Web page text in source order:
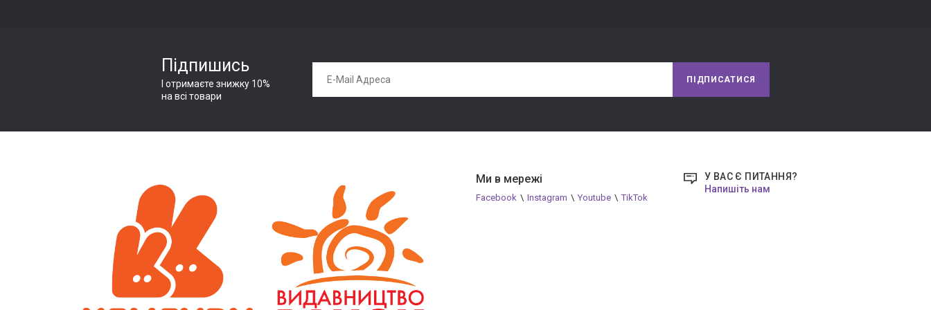
Дуже гарне завдання буде тренуватися збирати сортер різними руками по черзі. Справа в тому, що маленькі дітки збирають
сортер двома руками, і таке завдання стане для них відмінним вправою на координацію рухів рук. Також можна
Якщо на час забути, що у нас в руках сортер і його треба «збирати», то межі з дірочками чарівним чином перетворюються в
будиночки для звірят, гаражі для машинок, ямки на галявинці - дайте волю фантазії, своїй і дитини! Такі сюжетні гри можна
поєднувати із завданнями на логіку: мишка живе в круглому будиночку - завдання для дитини 1,5 років, зайка живе в
жовтому будиночку без кутів - таке формулювання підійде для 2-3 років.
Граючи малюк бере в свої маленькі ручки предмет, повертає і намагається вставити в спеціальний отвір. Таким чином
розвивається дрібна моторика, логічне мислення. Ще під час гри діти тренують пам'ять і пізнають суть причинно-наслідкових
Підпишись
І отримаєте знижку 10%
на всі товари
ПІДПИСАТИСЯ
У ВАС Є ПИТАННЯ?
Напишіть нам
Ми в мережі
Facebook \ Instagram \ Youtube \ TikTok